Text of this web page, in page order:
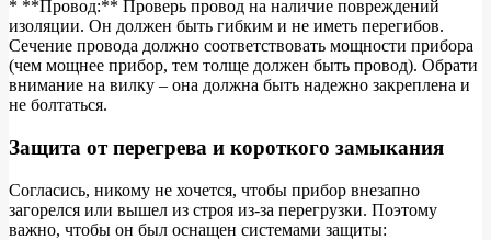
* **Провод:** Проверь провод на наличие повреждений
изоляции. Он должен быть гибким и не иметь перегибов.
Сечение провода должно соответствовать мощности прибора
(чем мощнее прибор, тем толще должен быть провод). Обрати
внимание на вилку – она должна быть надежно закреплена и
не болтаться.
Защита от перегрева и короткого замыкания
Согласись, никому не хочется, чтобы прибор внезапно
загорелся или вышел из строя из-за перегрузки. Поэтому
важно, чтобы он был оснащен системами защиты: